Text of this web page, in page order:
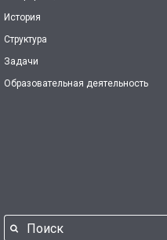
История
Структура
Задачи
Образовательная деятельность